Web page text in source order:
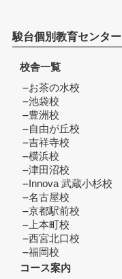
駿台個別教育センター
校舎一覧
お茶の水校
池袋校
豊洲校
自由が丘校
吉祥寺校
横浜校
津田沼校
Innova 武蔵小杉校
名古屋校
京都駅前校
上本町校
西宮北口校
福岡校
コース案内